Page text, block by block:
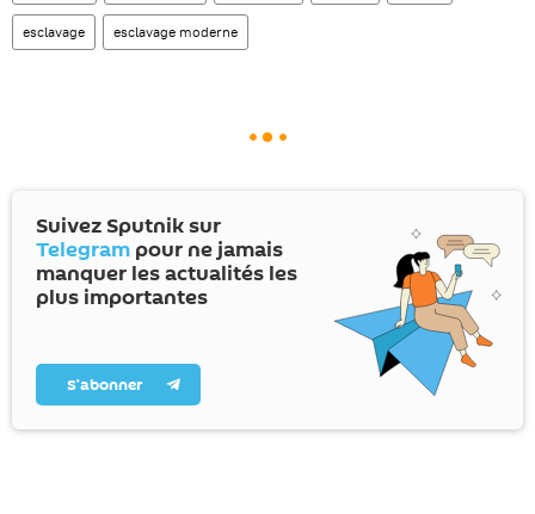
esclavage esclavage moderne
Suivez Sputnik sur
Telegram pour ne jamais
manquer les actualités les
plus importantes
S’abonner